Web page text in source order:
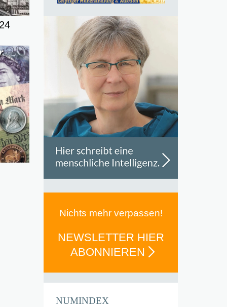
Nichts mehr verpassen!
NEWSLETTER HIER
ABONNIEREN
NUMINDEX